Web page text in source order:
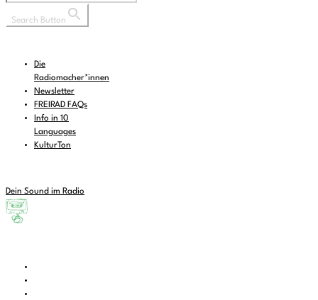
Search Button
Die
Radiomacher*innen
Newsletter
FREIRAD FAQs
Info in 10
Languages
KulturTon
Dein Sound im Radio